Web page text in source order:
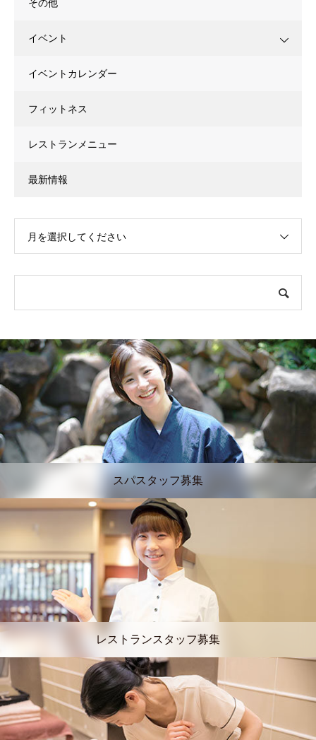
その他
イベント
イベントカレンダー
フィットネス
レストランメニュー
最新情報
月を選択してください
スパスタッフ募集
レストランスタッフ募集